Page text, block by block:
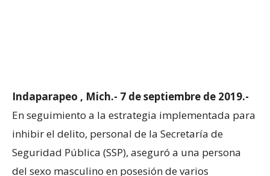
Indaparapeo , Mich.- 7 de septiembre de 2019.-
En seguimiento a la estrategia implementada para
inhibir el delito, personal de la Secretaría de
Seguridad Pública (SSP), aseguró a una persona
del sexo masculino en posesión de varios